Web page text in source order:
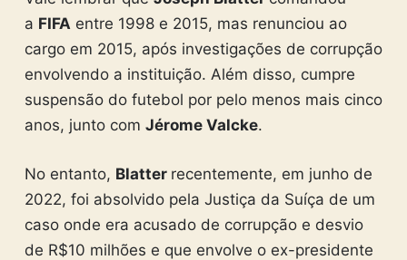
a FIFAentre 1998 e 2015, mas renunciou ao
cargo em 2015, após investigações de corrupção
envolvendo a instituição. Além disso, cumpre
suspensão do futebol por pelo menos mais cinco
anos, junto com Jérome Valcke.
No entanto, Blatter recentemente, em junho de
2022, foi absolvido pela Justiça da Suíça de um
caso onde era acusado de corrupção e desvio
de R$10 milhões e que envolve o ex-presidente